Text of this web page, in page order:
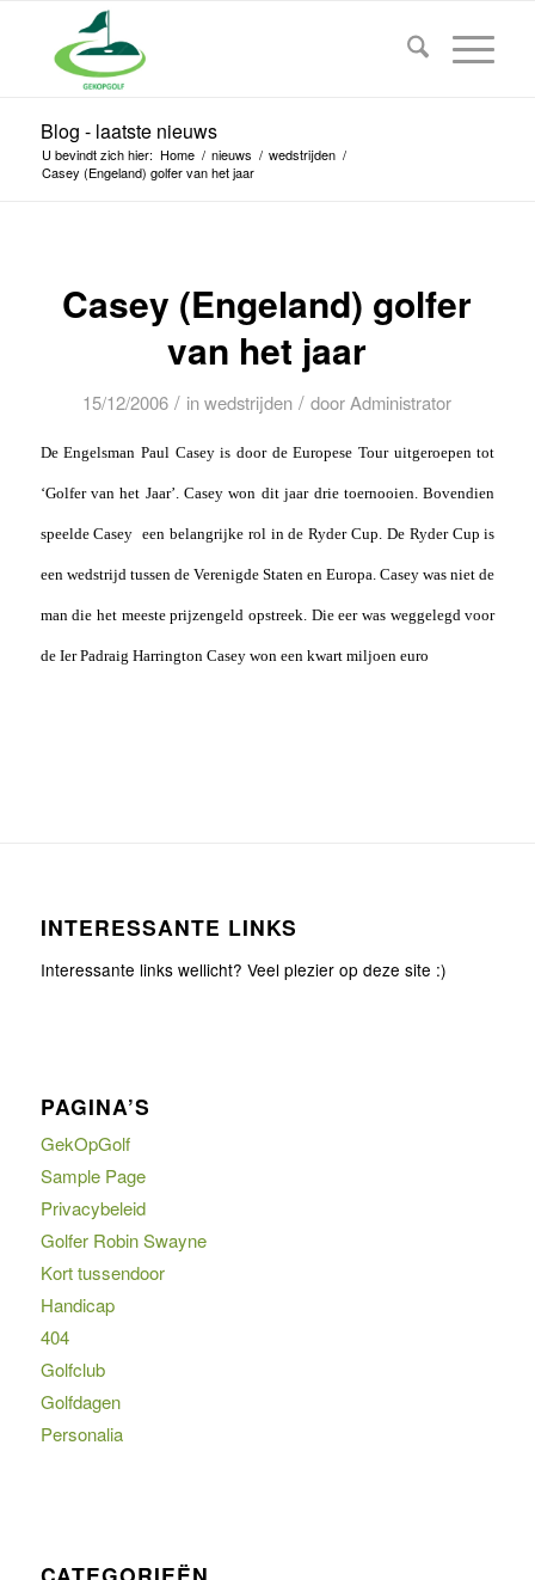
Blog - laatste nieuws
U bevindt zich hier: Home / nieuws / wedstrijden /
Casey (Engeland) golfer van het jaar
Casey (Engeland) golfer
van het jaar
15/12/2006 / inwedstrijden / door Administrator
De Engelsman Paul Casey is door de Europese Tour uitgeroepen tot
‘Golfer van het Jaar’. Casey won dit jaar drie toernooien. Bovendien
speelde Casey een belangrijke rol in de Ryder Cup. De Ryder Cup is
een wedstrijd tussen de Verenigde Staten en Europa. Casey was niet de
man die het meeste prijzengeld opstreek. Die eer was weggelegd voor
de Ier Padraig Harrington Casey won een kwart miljoen euro
INTERESSANTE LINKS
Interessante links wellicht? Veel plezier op deze site :)
PAGINA’S
GekOpGolf
Sample Page
Privacybeleid
Golfer Robin Swayne
Kort tussendoor
Handicap
404
Golfclub
Golfdagen
Personalia